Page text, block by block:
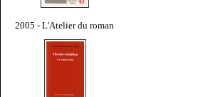
2005 - L'Atelier du roman